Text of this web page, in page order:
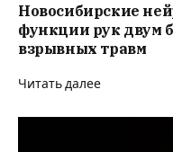
Новосибирские
функции рук двум
взрывных травм
Читать далее